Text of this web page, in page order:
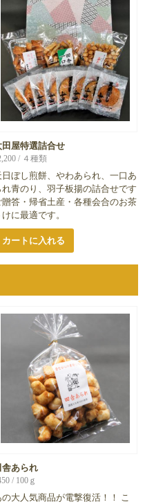
田屋特選詰合せ
/ ４種類
日ぼし煎餅、やわあられ、一口あ
れ青のり、羽子板揚の詰合せです
贈答・帰省土産・各種会合のお茶
けに最適です。
カートに入れる
舎あられ
/ 100ｇ
の大人気商品が電撃復活！！ こ